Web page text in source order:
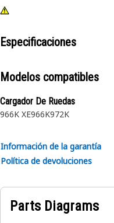
Especificaciones
Modelos compatibles
Cargador De Ruedas
966K XE966K972K
Información de la garantía
Política de devoluciones
Parts Diagrams